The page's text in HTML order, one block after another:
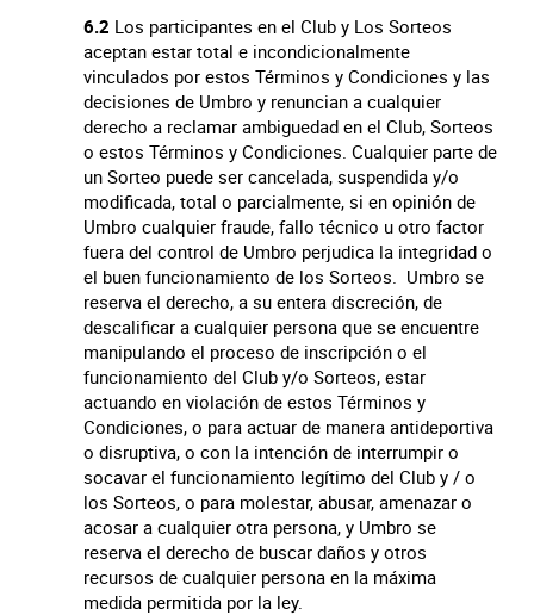
6.2 Los participantes en el Club y Los Sorteos
aceptan estar total e incondicionalmente
vinculados por estos Términos y Condiciones y las
decisiones de Umbro y renuncian a cualquier
derecho a reclamar ambiguedad en el Club, Sorteos
o estos Términos y Condiciones. Cualquier parte de
un Sorteo puede ser cancelada, suspendida y/o
modificada, total o parcialmente, si en opinión de
Umbro cualquier fraude, fallo técnico u otro factor
fuera del control de Umbro perjudica la integridad o
el buen funcionamiento de los Sorteos. Umbro se
reserva el derecho, a su entera discreción, de
descalificar a cualquier persona que se encuentre
manipulando el proceso de inscripción o el
funcionamiento del Club y/o Sorteos, estar
actuando en violación de estos Términos y
Condiciones, o para actuar de manera antideportiva
o disruptiva, o con la intención de interrumpir o
socavar el funcionamiento legítimo del Club y / o
los Sorteos, o para molestar, abusar, amenazar o
acosar a cualquier otra persona, y Umbro se
reserva el derecho de buscar daños y otros
recursos de cualquier persona en la máxima
medida permitida por la ley.